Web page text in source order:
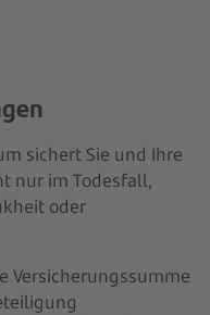
sichert Sie und Ihre
nur im Todesfall,
oder
Versicherungssumme